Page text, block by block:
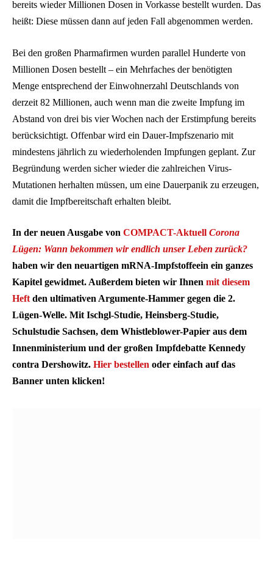
bereits wieder Millionen Dosen in Vorkasse bestellt wurden. Das
heißt: Diese müssen dann auf jeden Fall abgenommen werden.
Bei den großen Pharmafirmen wurden parallel Hunderte von
Millionen Dosen bestellt – ein Mehrfaches der benötigten
Menge entsprechend der Einwohnerzahl Deutschlands von
derzeit 82 Millionen, auch wenn man die zweite Impfung im
Abstand von drei bis vier Wochen nach der Erstimpfung bereits
berücksichtigt. Offenbar wird ein Dauer-Impfszenario mit
mindestens jährlich zu wiederholenden Impfungen geplant. Zur
Begründung werden sicher wieder die zahlreichen Virus-
Mutationen herhalten müssen, um eine Dauerpanik zu erzeugen,
damit die Impfbereitschaft erhalten bleibt.
In der neuen Ausgabe von COMPACT-Aktuell Corona
Lügen: Wann bekommen wir endlich unser Leben zurück?
haben wir den neuartigen mRNA-Impfstoffeein ein ganzes
Kapitel gewidmet. Außerdem bieten wir Ihnen mit diesem
Heft den ultimativen Argumente-Hammer gegen die 2.
Lügen-Welle. Mit Ischgl-Studie, Heinsberg-Studie,
Schulstudie Sachsen, dem Whistleblower-Papier aus dem
Innenministerium und der großen Impfdebatte Kennedy
contra Dershowitz. Hier bestellen oder einfach auf das
Banner unten klicken!